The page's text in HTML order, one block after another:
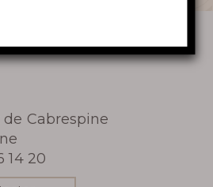
INSOLITE
Cabrespine
14 20